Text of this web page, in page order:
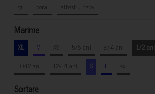
gri
coral albastru navy
Marime
XL M XS 5/6 ani 3/4 ani 1/2 ani
10-12 ani
12-14 ani S L xxl
Sortare